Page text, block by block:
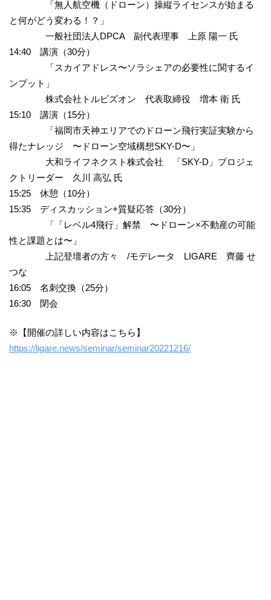
「無人航空機（ドローン）操縦ライセンスが始まる
と何がどう変わる！？」
一般社団法人DPCA 副代表理事 上原 陽一 氏
14:40 講演（30分）
「スカイアドレス〜ソラシェアの必要性に関するイ
ンプット」
株式会社トルビズオン 代表取締役 増本 衛 氏
15:10 講演（15分）
「福岡市天神エリアでのドローン飛行実証実験から
得たナレッジ 〜ドローン空域構想SKY-D〜」
大和ライフネクスト株式会社 「SKY-D」プロジェ
クトリーダー 久川 高弘 氏
15:25 休憩（10分）
15:35 ディスカッション+質疑応答（30分）
「「レベル4飛行」解禁 〜ドローン×不動産の可能
性と課題とは〜」
上記登壇者の方々 /モデレータ LIGARE 齊藤 せ
つな
16:05 名刺交換（25分）
16:30 閉会
※【開催の詳しい内容はこちら】
https://ligare.news/seminar/seminar20221216/